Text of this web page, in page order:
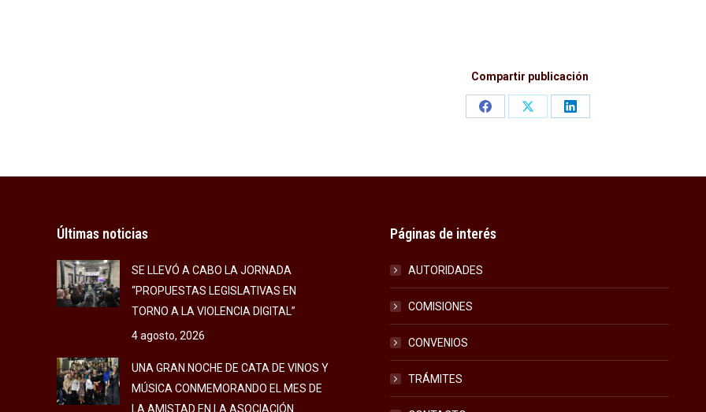
Compartir publicación
Share
Share
Share
Últimas noticias
SE LLEVÓ A CABO LA JORNADA
“PROPUESTAS LEGISLATIVAS EN
TORNO A LA VIOLENCIA DIGITAL”
4 agosto, 2026
UNA GRAN NOCHE DE CATA DE VINOS Y
MÚSICA CONMEMORANDO EL MES DE
LA AMISTAD EN LA ASOCIACIÓN
Páginas de interés
AUTORIDADES
COMISIONES
CONVENIOS
TRÁMITES